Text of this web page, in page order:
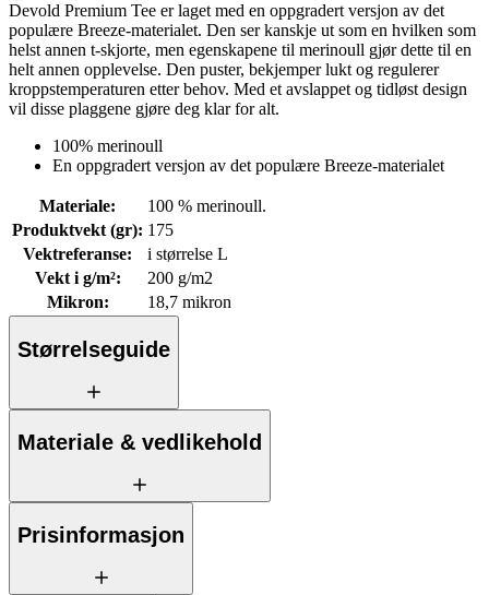
Devold Premium Tee er laget med en oppgradert versjon av det
populære Breeze-materialet. Den ser kanskje ut som en hvilken som
helst annen t-skjorte, men egenskapene til merinoull gjør dette til en
helt annen opplevelse. Den puster, bekjemper lukt og regulerer
kroppstemperaturen etter behov. Med et avslappet og tidløst design
vil disse plaggene gjøre deg klar for alt.
100% merinoull
En oppgradert versjon av det populære Breeze-materialet
Materiale:
100 % merinoull.
Produktvekt (gr): 175
Vektreferanse:
i størrelse L
Vekt i g/m²:
200 g/m2
Mikron: 18,7 mikron
Størrelseguide
Materiale & vedlikehold
Prisinformasjon